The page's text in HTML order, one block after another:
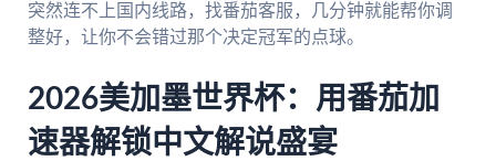
突然连不上国内线路，找番茄客服，几分钟就能帮你调
整好，让你不会错过那个决定冠军的点球。
2026美加墨世界杯：用番茄加
速器解锁中文解说盛宴